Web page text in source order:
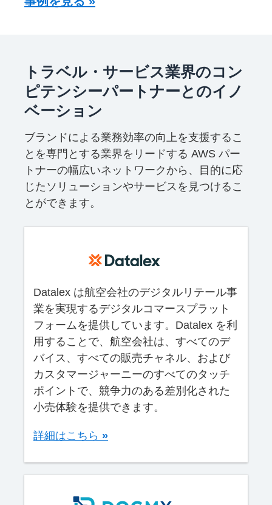
トラベル・サービス業界のコン
ピテンシーパートナーとのイノ
ベーション
ブランドによる業務効率の向上を支援するこ
とを専門とする業界をリードする AWS パー
トナーの幅広いネットワークから、目的に応
じたソリューションやサービスを見つけるこ
とができます。
Datalex は航空会社のデジタルリテール事
業を実現するデジタルコマースプラット
フォームを提供しています。Datalex を利
用することで、航空会社は、すべてのデ
バイス、すべての販売チャネル、および
カスタマージャーニーのすべてのタッチ
ポイントで、競争力のある差別化された
小売体験を提供できます。
詳細はこちら »